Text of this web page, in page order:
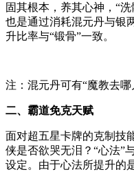
固其根本，养其心神，“
也是通过消耗混元丹与银
升比率与“锻骨”一致。
注：混元丹可有“魔教去哪
二、霸道免克天赋
面对超五星卡牌的克制技
侠是否欲哭无泪？“心法”
设定。由于心法所提升的